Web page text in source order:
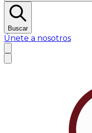
Buscar
Únete a nosotros